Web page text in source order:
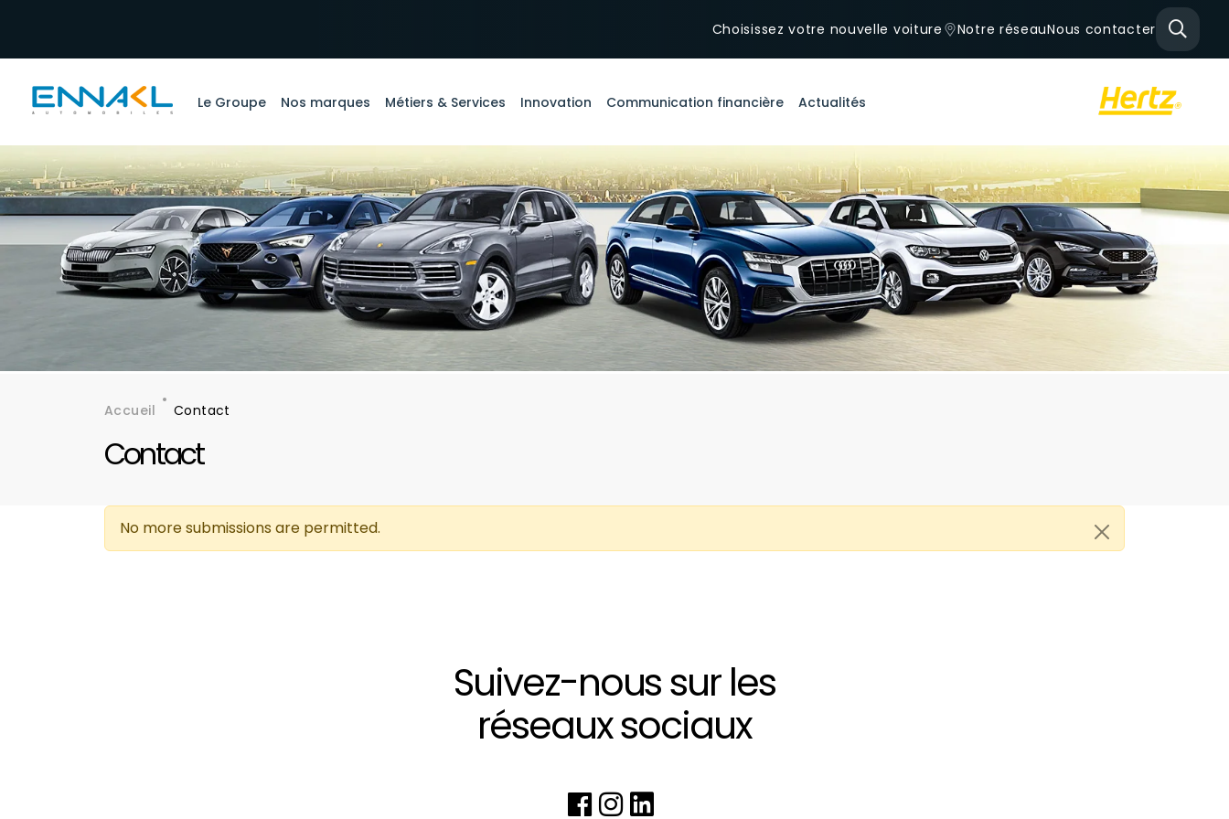
Choisissez votre nouvelle voiture Notre réseauNous contacter
Le Groupe Nos marques Métiers & Services Innovation Communication financière Actualités
Fil d'Ariane
Accueil Contact
Contact
Message d'avertissement
No more submissions are permitted.
Suivez-nous sur les
réseaux sociaux